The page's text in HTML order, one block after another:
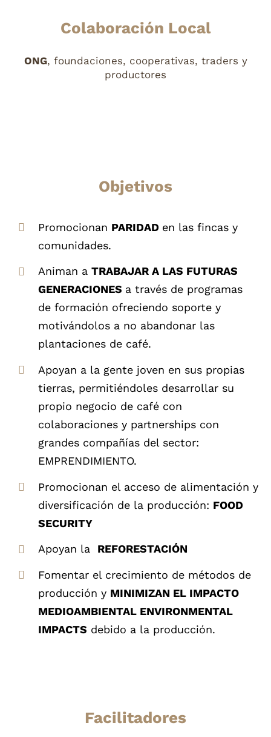
Colaboración Local
ONG, foundaciones, cooperativas, traders y
productores
Objetivos
Promocionan PARIDAD en las fincas y
comunidades.
Animan aTRABAJAR A LAS FUTURAS
GENERACIONES a través de programas
de formación ofreciendo soporte y
motivándolos a no abandonar las
plantaciones de café.
Apoyan a la gente joven en sus propias
tierras, permitiéndoles desarrollar su
propio negocio de café con
colaboraciones y partnerships con
grandes compañías del sector:
EMPRENDIMIENTO.
Promocionan el acceso de alimentación y
diversificación de la producción: FOOD
SECURITY
Apoyan la REFORESTACIÓN
Fomentar el crecimiento de métodos de
producción y MINIMIZAN EL IMPACTO
MEDIOAMBIENTAL ENVIRONMENTAL
IMPACTS debido a la producción.
Facilitadores